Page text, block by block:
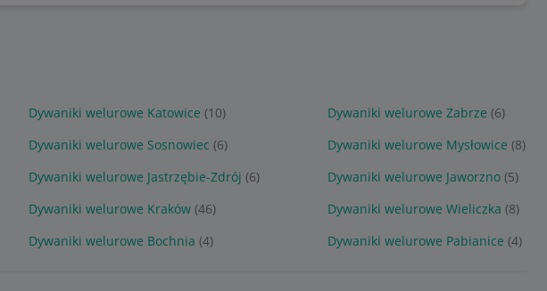
Dywaniki welurowe Katowice (10) Dywaniki welurowe Zabrze (6)
Dywaniki welurowe Sosnowiec (6) Dywaniki welurowe Mysłowice (8)
Dywaniki welurowe Jastrzębie-Zdrój (6) Dywaniki welurowe Jaworzno (5)
Dywaniki welurowe Kraków (46) Dywaniki welurowe Wieliczka (8)
Dywaniki welurowe Bochnia (4) Dywaniki welurowe Pabianice (4)